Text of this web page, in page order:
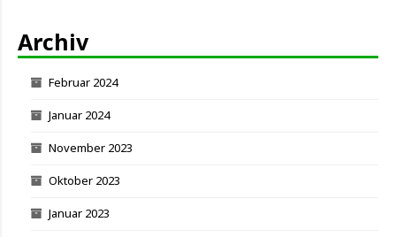
Archiv
Februar 2024
Januar 2024
November 2023
Oktober 2023
Januar 2023